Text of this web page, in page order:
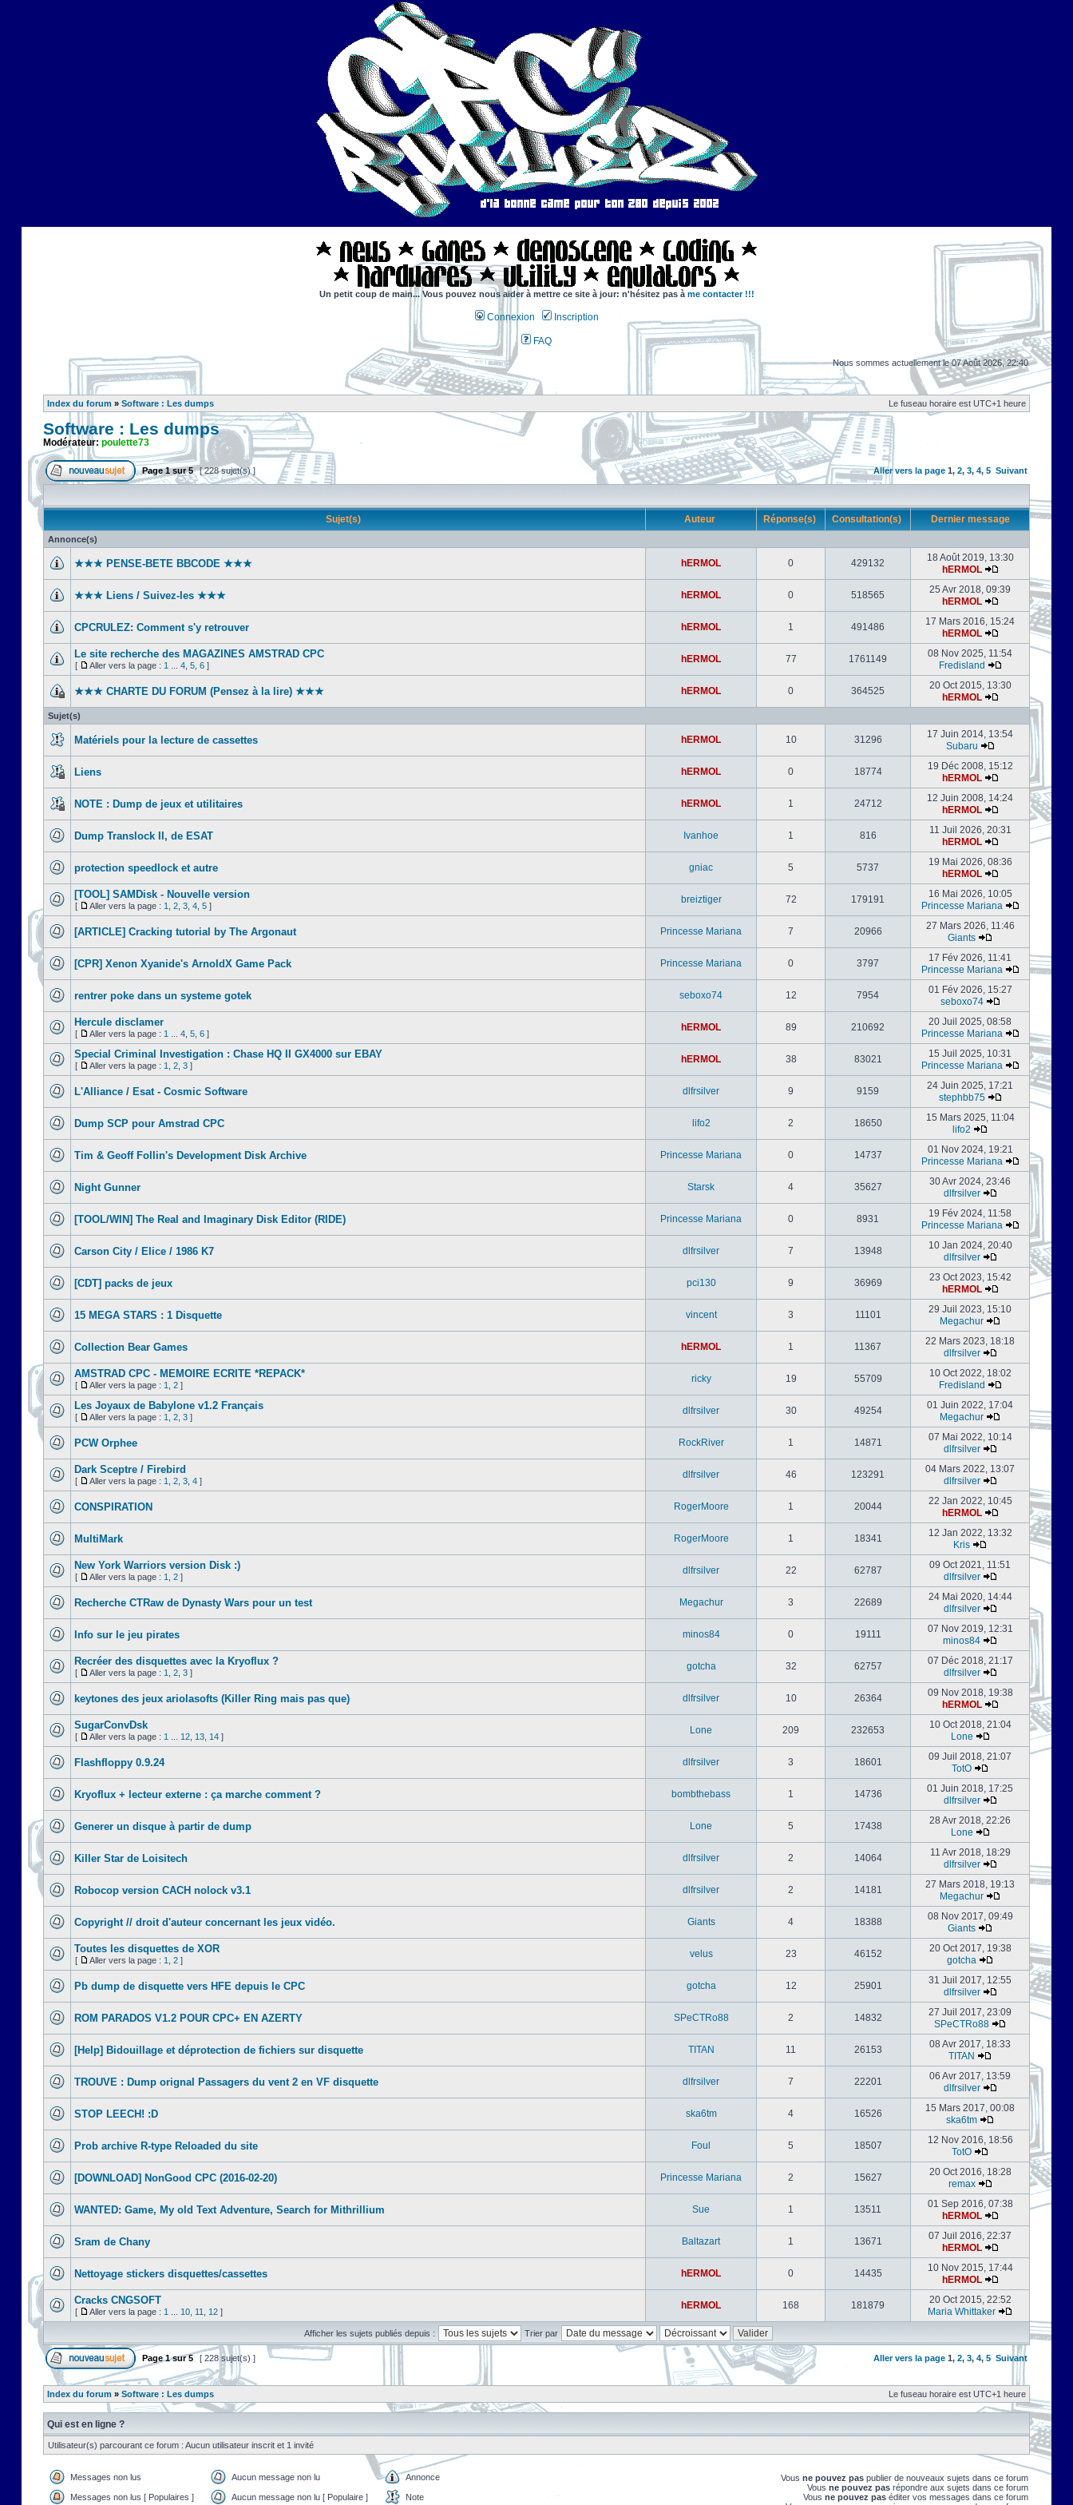
Un petit coup de main... Vous pouvez nous aider à mettre ce site à jour: n'hésitez pas à me contacter !!!
Connexion Inscription
FAQ
Nous sommes actuellement le 07 Août 2026, 22:40
Index du forum » Software : Les dumps Le fuseau horaire est UTC+1 heure
Software : Les dumps
Modérateur: poulette73
Page1sur5 [ 228 sujet(s) ] Aller vers la page 1, 2, 3, 4, 5 Suivant
Sujet(s) Auteur Réponse(s) Consultation(s) Dernier message
Annonce(s)
★★★ PENSE-BETE BBCODE ★★★ hERMOL 0 429132
18 Août 2019, 13:30
hERMOL
★★★ Liens / Suivez-les ★★★ hERMOL 0 518565
25 Avr 2018, 09:39
hERMOL
CPCRULEZ: Comment s'y retrouver‎ hERMOL 1 491486
17 Mars 2016, 15:24
hERMOL
Le site recherche des MAGAZINES AMSTRAD CPC
[ Aller vers la page : 1 4 5 6 ]
hERMOL 77 1761149
08 Nov 2025, 11:54
Fredisland
★★★ CHARTE DU FORUM (Pensez à la lire) ★★★ hERMOL 0 364525
20 Oct 2015, 13:30
hERMOL
Sujet(s)
Matériels pour la lecture de cassettes hERMOL 10 31296
17 Juin 2014, 13:54
Subaru
Liens hERMOL 0 18774
19 Déc 2008, 15:12
hERMOL
NOTE : Dump de jeux et utilitaires hERMOL 1 24712
12 Juin 2008, 14:24
hERMOL
Dump Translock II, de ESAT Ivanhoe 1 816
11 Juil 2026, 20:31
hERMOL
protection speedlock et autre gniac 5 5737
19 Mai 2026, 08:36
hERMOL
[TOOL] SAMDisk - Nouvelle version
[ Aller vers la page : 1 2 3 4 5 ]
breiztiger 72 179191
16 Mai 2026, 10:05
Princesse Mariana
[ARTICLE] Cracking tutorial by The Argonaut Princesse Mariana 7 20966
27 Mars 2026, 11:46
Giants
[CPR] Xenon Xyanide's ArnoldX Game Pack Princesse Mariana 0 3797
17 Fév 2026, 11:41
Princesse Mariana
rentrer poke dans un systeme gotek seboxo74 12 7954
01 Fév 2026, 15:27
seboxo74
Hercule disclamer
[ Aller vers la page : 1 4 5 6 ]
hERMOL 89 210692
20 Juil 2025, 08:58
Princesse Mariana
Special Criminal Investigation : Chase HQ II GX4000 sur EBAY
[ Aller vers la page : 1 2 3 ]
hERMOL 38 83021
15 Juil 2025, 10:31
Princesse Mariana
L'Alliance / Esat - Cosmic Software dlfrsilver 9 9159
24 Juin 2025, 17:21
stephbb75
Dump SCP pour Amstrad CPC lifo2 2 18650
15 Mars 2025, 11:04
lifo2
Tim & Geoff Follin's Development Disk Archive Princesse Mariana 0 14737
01 Nov 2024, 19:21
Princesse Mariana
Night Gunner Starsk 4 35627
30 Avr 2024, 23:46
dlfrsilver
[TOOL/WIN] The Real and Imaginary Disk Editor (RIDE) Princesse Mariana 0 8931
19 Fév 2024, 11:58
Princesse Mariana
Carson City / Elice / 1986 K7 dlfrsilver 7 13948
10 Jan 2024, 20:40
dlfrsilver
[CDT] packs de jeux pci130 9 36969
23 Oct 2023, 15:42
hERMOL
15 MEGA STARS : 1 Disquette vincent 3 11101
29 Juil 2023, 15:10
Megachur
Collection Bear Games hERMOL 1 11367
22 Mars 2023, 18:18
dlfrsilver
AMSTRAD CPC - MEMOIRE ECRITE *REPACK*
[ Aller vers la page : 1 2 ]
ricky 19 55709
10 Oct 2022, 18:02
Fredisland
Les Joyaux de Babylone v1.2 Français
[ Aller vers la page : 1 2 3 ]
dlfrsilver 30 49254
01 Juin 2022, 17:04
Megachur
PCW Orphee RockRiver 1 14871
07 Mai 2022, 10:14
dlfrsilver
Dark Sceptre / Firebird
[ Aller vers la page : 1 2 3 4 ]
dlfrsilver 46 123291
04 Mars 2022, 13:07
dlfrsilver
CONSPIRATION RogerMoore 1 20044
22 Jan 2022, 10:45
hERMOL
MultiMark RogerMoore 1 18341
12 Jan 2022, 13:32
Kris
New York Warriors version Disk :)
[ Aller vers la page : 1 2 ]
dlfrsilver 22 62787
09 Oct 2021, 11:51
dlfrsilver
Recherche CTRaw de Dynasty Wars pour un test Megachur 3 22689
24 Mai 2020, 14:44
dlfrsilver
Info sur le jeu pirates minos84 0 19111
07 Nov 2019, 12:31
minos84
Recréer des disquettes avec la Kryoflux ?
[ Aller vers la page : 1 2 3 ]
gotcha 32 62757
07 Déc 2018, 21:17
dlfrsilver
keytones des jeux ariolasofts (Killer Ring mais pas que) dlfrsilver 10 26364
09 Nov 2018, 19:38
hERMOL
SugarConvDsk
[ Aller vers la page : 1 12 13 14 ]
Lone 209 232653
10 Oct 2018, 21:04
Lone
Flashfloppy 0.9.24 dlfrsilver 3 18601
09 Juil 2018, 21:07
TotO
Kryoflux + lecteur externe : ça marche comment ? bombthebass 1 14736
01 Juin 2018, 17:25
dlfrsilver
Generer un disque à partir de dump Lone 5 17438
28 Avr 2018, 22:26
Lone
Killer Star de Loisitech dlfrsilver 2 14064
11 Avr 2018, 18:29
dlfrsilver
Robocop version CACH nolock v3.1 dlfrsilver 2 14181
27 Mars 2018, 19:13
Megachur
Copyright // droit d'auteur concernant les jeux vidéo. Giants 4 18388
08 Nov 2017, 09:49
Giants
Toutes les disquettes de XOR
[ Aller vers la page : 1 2 ]
velus 23 46152
20 Oct 2017, 19:38
gotcha
Pb dump de disquette vers HFE depuis le CPC gotcha 12 25901
31 Juil 2017, 12:55
dlfrsilver
ROM PARADOS V1.2 POUR CPC+ EN AZERTY SPeCTRo88 2 14832
27 Juil 2017, 23:09
SPeCTRo88
[Help] Bidouillage et déprotection de fichiers sur disquette TITAN 11 26153
08 Avr 2017, 18:33
TITAN
TROUVE : Dump orignal Passagers du vent 2 en VF disquette dlfrsilver 7 22201
06 Avr 2017, 13:59
dlfrsilver
STOP LEECH! :D ska6tm 4 16526
15 Mars 2017, 00:08
ska6tm
Prob archive R-type Reloaded du site Foul 5 18507
12 Nov 2016, 18:56
TotO
[DOWNLOAD] NonGood CPC (2016-02-20) Princesse Mariana 2 15627
20 Oct 2016, 18:28
remax
WANTED: Game, My old Text Adventure, Search for Mithrillium Sue 1 13511
01 Sep 2016, 07:38
hERMOL
Sram de Chany Baltazart 1 13671
07 Juil 2016, 22:37
hERMOL
Nettoyage stickers disquettes/cassettes hERMOL 0 14435
10 Nov 2015, 17:44
hERMOL
Cracks CNGSOFT
[ Aller vers la page : 1 10 11 12 ]
hERMOL 168 181879
20 Oct 2015, 22:52
Maria Whittaker
Afficher les sujets publiés depuis : Trier par
Page1sur5 [ 228 sujet(s) ] Aller vers la page 1, 2, 3, 4, 5 Suivant
Index du forum » Software : Les dumps Le fuseau horaire est UTC+1 heure
Qui est en ligne ?
Utilisateur(s) parcourant ce forum : Aucun utilisateur inscrit et 1 invité
Messages non lus Aucun message non lu Annonce
Messages non lus [ Populaires ] Aucun message non lu [ Populaire ] Note
Vous ne pouvez pas publier de nouveaux sujets dans ce forum
Vous ne pouvez pas répondre aux sujets dans ce forum
Vous ne pouvez pas éditer vos messages dans ce forum